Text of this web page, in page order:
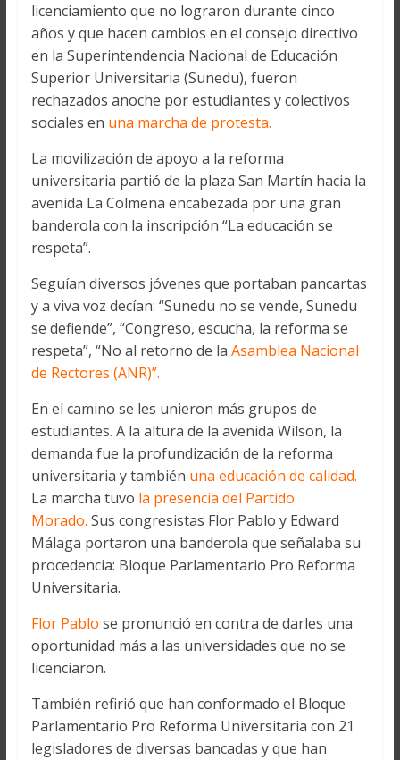
licenciamiento que no lograron durante cinco
años y que hacen cambios en el consejo directivo
en la Superintendencia Nacional de Educación
Superior Universitaria (Sunedu), fueron
rechazados anoche por estudiantes y colectivos
sociales en una marcha de protesta.
La movilización de apoyo a la reforma
universitaria partió de la plaza San Martín hacia la
avenida La Colmena encabezada por una gran
banderola con la inscripción “La educación se
respeta”.
Seguían diversos jóvenes que portaban pancartas
y a viva voz decían: “Sunedu no se vende, Sunedu
se defiende”, “Congreso, escucha, la reforma se
respeta”, “No al retorno de la Asamblea Nacional
de Rectores (ANR)”.
En el camino se les unieron más grupos de
estudiantes. A la altura de la avenida Wilson, la
demanda fue la profundización de la reforma
universitaria y también una educación de calidad.
La marcha tuvo la presencia del Partido
Morado. Sus congresistas Flor Pablo y Edward
Málaga portaron una banderola que señalaba su
procedencia: Bloque Parlamentario Pro Reforma
Universitaria.
Flor Pablo se pronunció en contra de darles una
oportunidad más a las universidades que no se
licenciaron.
También refirió que han conformado el Bloque
Parlamentario Pro Reforma Universitaria con 21
legisladores de diversas bancadas y que han